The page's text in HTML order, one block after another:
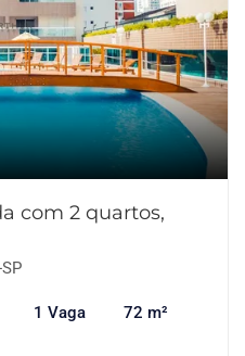
com 2 quartos,
1 Vaga 72 m²